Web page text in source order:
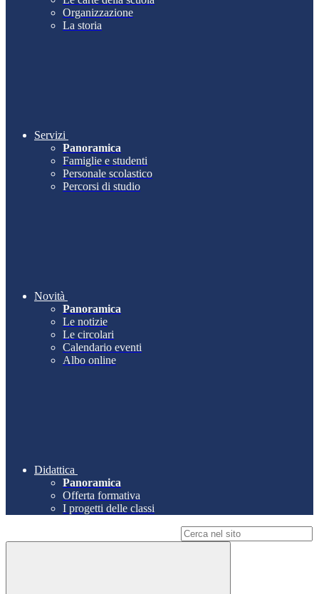
Organizzazione
La storia
Servizi
Panoramica
Famiglie e studenti
Personale scolastico
Percorsi di studio
Novità
Panoramica
Le notizie
Le circolari
Calendario eventi
Albo online
Didattica
Panoramica
Offerta formativa
I progetti delle classi